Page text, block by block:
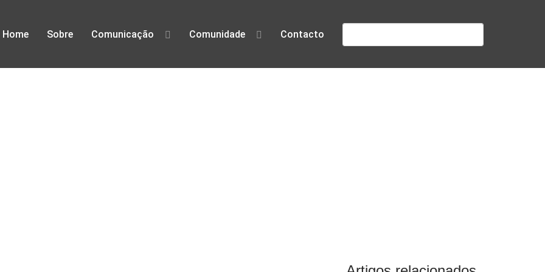
Home Sobre Comunicação Comunidade Contacto